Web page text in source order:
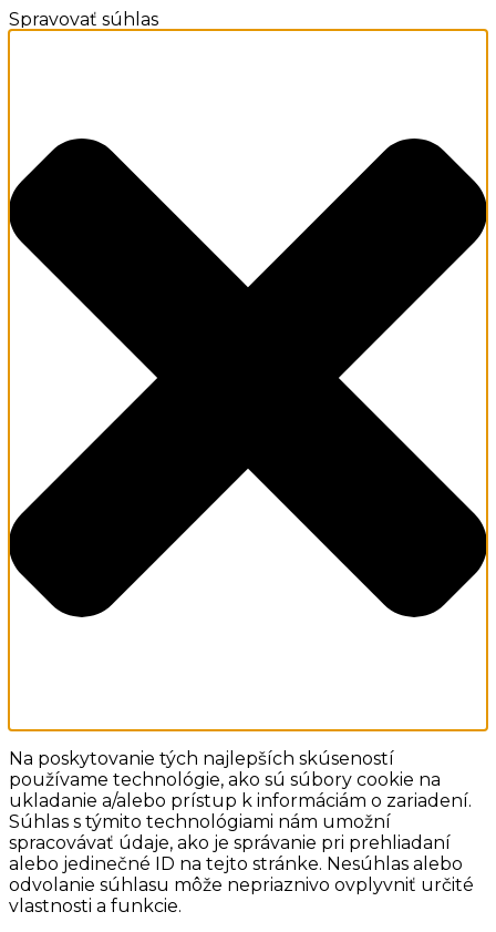
Spravovať súhlas
Na poskytovanie tých najlepších skúseností
používame technológie, ako sú súbory cookie na
ukladanie a/alebo prístup k informáciám o zariadení.
Súhlas s týmito technológiami nám umožní
spracovávať údaje, ako je správanie pri prehliadaní
alebo jedinečné ID na tejto stránke. Nesúhlas alebo
odvolanie súhlasu môže nepriaznivo ovplyvniť určité
vlastnosti a funkcie.